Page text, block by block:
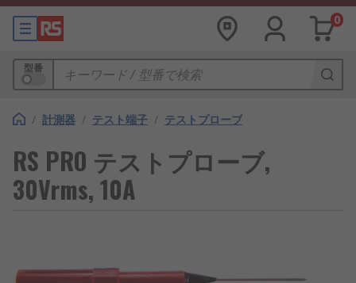
0
型番
/ 計測器 / テスト端子 / テストプローブ
RS PRO テストプローブ,
30Vrms, 10A